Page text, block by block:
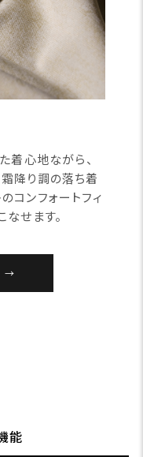
着心地ながら、
降り調の落ち着
コンフォートフィ
なせます。
能